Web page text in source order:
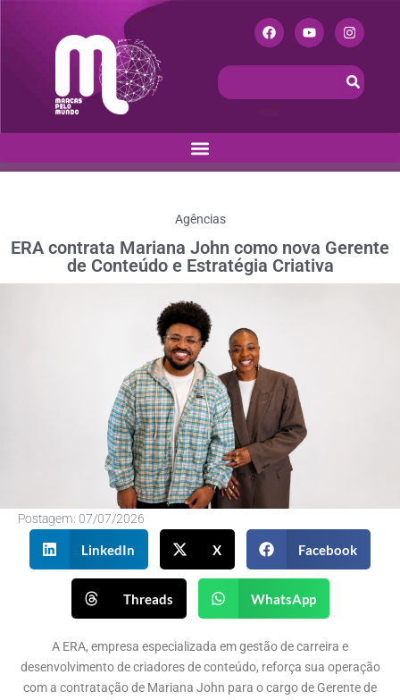
Agências
ERA contrata Mariana John como nova Gerente
de Conteúdo e Estratégia Criativa
Postagem: 07/07/2026
LinkedIn X Facebook
Threads WhatsApp
A ERA, empresa especializada em gestão de carreira e
desenvolvimento de criadores de conteúdo, reforça sua operação
com a contratação de Mariana John para o cargo de Gerente de